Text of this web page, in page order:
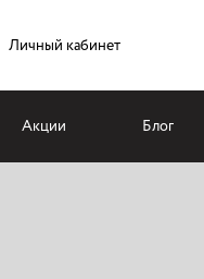
Личный кабинет
Акции Блог